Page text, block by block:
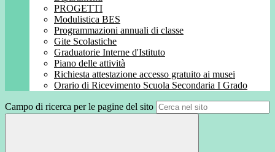
PROGETTI
Modulistica BES
Programmazioni annuali di classe
Gite Scolastiche
Graduatorie Interne d'Istituto
Piano delle attività
Richiesta attestazione accesso gratuito ai musei
Orario di Ricevimento Scuola Secondaria I Grado
Campo di ricerca per le pagine del sito